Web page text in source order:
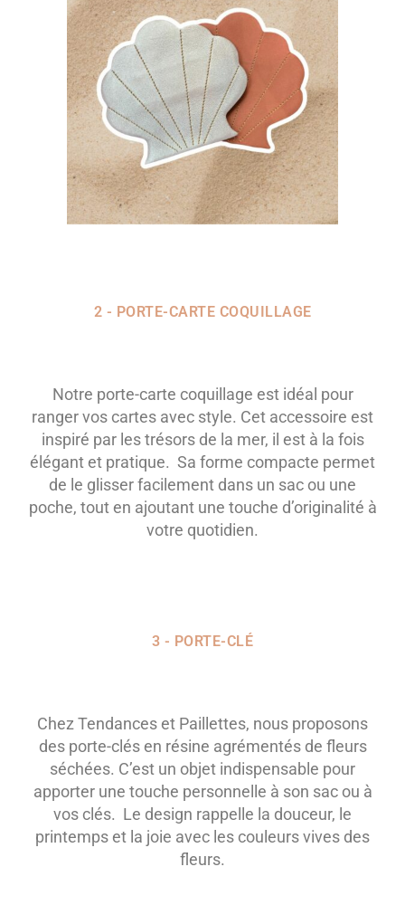
2 - PORTE-CARTE COQUILLAGE
Notre porte-carte coquillage est idéal pour
ranger vos cartes avec style. Cet accessoire est
inspiré par les trésors de la mer, il est à la fois
élégant et pratique. Sa forme compacte permet
de le glisser facilement dans un sac ou une
poche, tout en ajoutant une touche d’originalité à
votre quotidien.
3 - PORTE-CLÉ
Chez Tendances et Paillettes, nous proposons
des porte-clés en résine agrémentés de fleurs
séchées. C’est un objet indispensable pour
apporter une touche personnelle à son sac ou à
vos clés. Le design rappelle la douceur, le
printemps et la joie avec les couleurs vives des
fleurs.